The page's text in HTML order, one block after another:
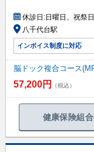
休診日:日曜日、祝祭
八千代台駅
インボイス制度に対応
脳ドック複合コース
57,200円 （税込）
健康保険組